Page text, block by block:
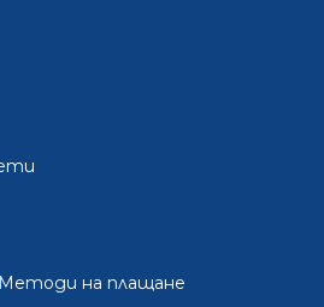
Методи на плащане